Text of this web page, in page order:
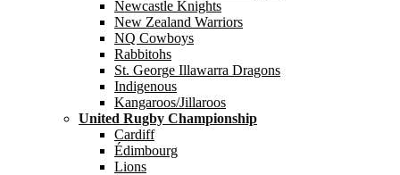
Newcastle Knights
New Zealand Warriors
NQ Cowboys
Rabbitohs
St. George Illawarra Dragons
Indigenous
Kangaroos/Jillaroos
United Rugby Championship
Cardiff
Édimbourg
Lions